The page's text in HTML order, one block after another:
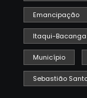
Emancipação
Itaqui-Bacanga
Município
Sebastião